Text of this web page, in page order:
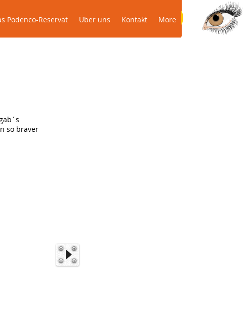
Das Podenco-Reservat Über uns More
so braver
Podenco-Reservat Über uns Kontakt More